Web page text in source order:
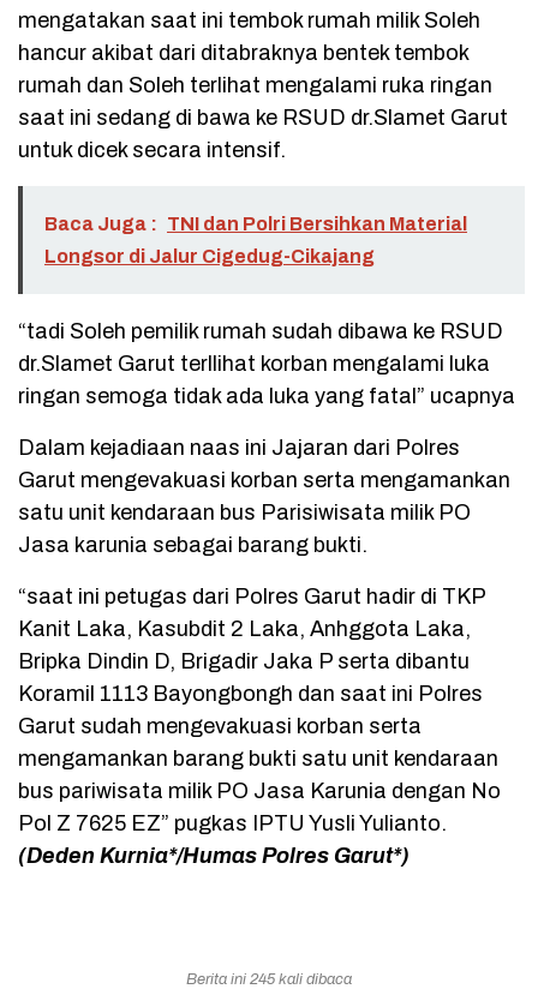
mengatakan saat ini tembok rumah milik Soleh
hancur akibat dari ditabraknya bentek tembok
rumah dan Soleh terlihat mengalami ruka ringan
saat ini sedang di bawa ke RSUD dr.Slamet Garut
untuk dicek secara intensif.
Baca Juga : TNI dan Polri Bersihkan Material
Longsor di Jalur Cigedug-Cikajang
“tadi Soleh pemilik rumah sudah dibawa ke RSUD
dr.Slamet Garut terllihat korban mengalami luka
ringan semoga tidak ada luka yang fatal” ucapnya
Dalam kejadiaan naas ini Jajaran dari Polres
Garut mengevakuasi korban serta mengamankan
satu unit kendaraan bus Parisiwisata milik PO
Jasa karunia sebagai barang bukti.
“saat ini petugas dari Polres Garut hadir di TKP
Kanit Laka, Kasubdit 2 Laka, Anhggota Laka,
Bripka Dindin D, Brigadir Jaka P serta dibantu
Koramil 1113 Bayongbongh dan saat ini Polres
Garut sudah mengevakuasi korban serta
mengamankan barang bukti satu unit kendaraan
bus pariwisata milik PO Jasa Karunia dengan No
Pol Z 7625 EZ” pugkas IPTU Yusli Yulianto.
(Deden Kurnia*/Humas Polres Garut*)
Berita ini 245 kali dibaca